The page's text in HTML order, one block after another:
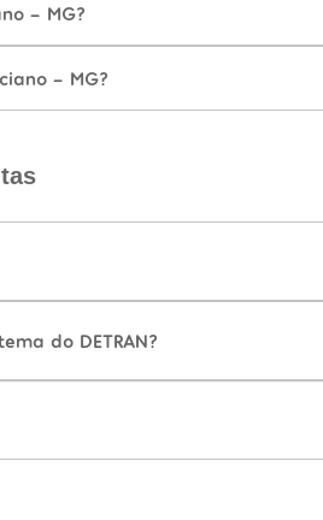
- MG?
- MG?
do DETRAN?